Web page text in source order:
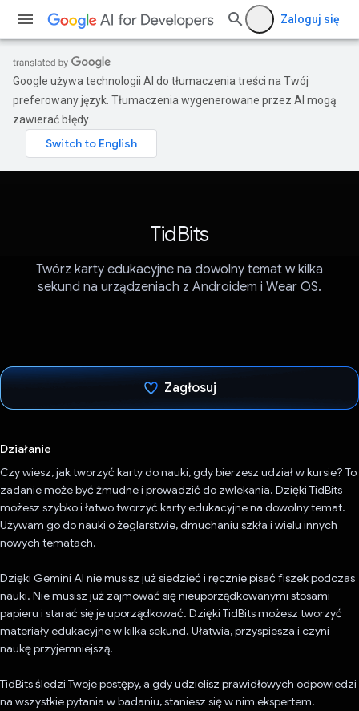
Zaloguj się
Google używa technologii AI do tłumaczenia treści na Twój
preferowany język. Tłumaczenia wygenerowane przez AI mogą
zawierać błędy.
TidBits
Twórz karty edukacyjne na dowolny temat w kilka
sekund na urządzeniach z Androidem i Wear OS.
Zagłosuj
Działanie
Czy wiesz, jak tworzyć karty do nauki, gdy bierzesz udział w kursie? To
zadanie może być żmudne i prowadzić do zwlekania. Dzięki TidBits
możesz szybko i łatwo tworzyć karty edukacyjne na dowolny temat.
Używam go do nauki o żeglarstwie, dmuchaniu szkła i wielu innych
nowych tematach.
Dzięki Gemini AI nie musisz już siedzieć i ręcznie pisać fiszek podczas
nauki. Nie musisz już zajmować się nieuporządkowanymi stosami
papieru i starać się je uporządkować. Dzięki TidBits możesz tworzyć
materiały edukacyjne w kilka sekund. Ułatwia, przyspiesza i czyni
naukę przyjemniejszą.
TidBits śledzi Twoje postępy, a gdy udzielisz prawidłowych odpowiedzi
na wszystkie pytania w badaniu, staniesz się w nim ekspertem.